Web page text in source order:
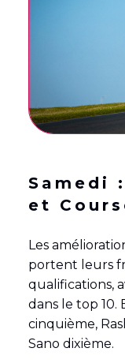
Samedi
et
Les
portent leurs
qualifications,
dans le top 10.
cinquième,
Sano dixième.